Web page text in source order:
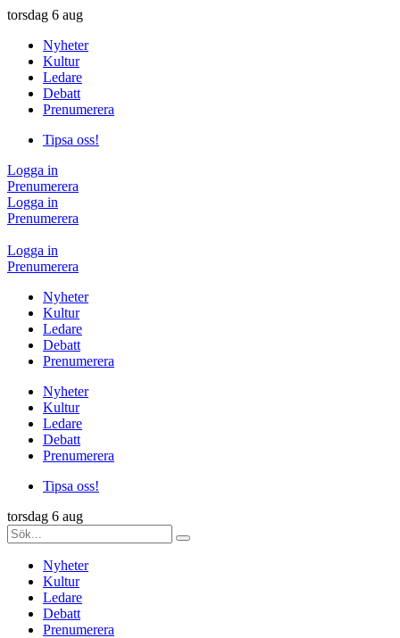
torsdag 6 aug
Nyheter
Kultur
Ledare
Debatt
Prenumerera
Tipsa oss!
Logga in
Prenumerera
Logga in
Prenumerera
Logga in
Prenumerera
Nyheter
Kultur
Ledare
Debatt
Prenumerera
Nyheter
Kultur
Ledare
Debatt
Prenumerera
Tipsa oss!
torsdag 6 aug
Nyheter
Kultur
Ledare
Debatt
Prenumerera